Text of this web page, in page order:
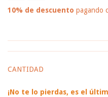
10% de descuento pagando
CANTIDAD
¡No te lo pierdas, es el